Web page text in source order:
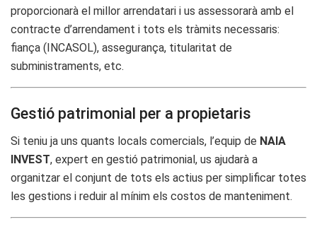
proporcionarà el millor arrendatari i us assessorarà amb el
contracte d’arrendament i tots els tràmits necessaris:
fiança (INCASOL), assegurança, titularitat de
subministraments, etc.
Gestió patrimonial per a propietaris
Si teniu ja uns quants locals comercials, l’equip de NAIA
INVEST, expert en gestió patrimonial, us ajudarà a
organitzar el conjunt de tots els actius per simplificar totes
les gestions i reduir al mínim els costos de manteniment.